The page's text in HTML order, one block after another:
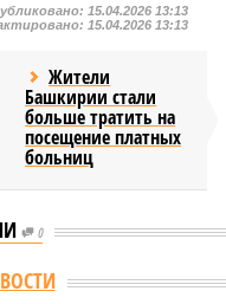
15.04.2026 13:13
15.04.2026 13:13
Жители
Башкирии стали
больше тратить на
посещение платных
больниц
0
развитие промышленности